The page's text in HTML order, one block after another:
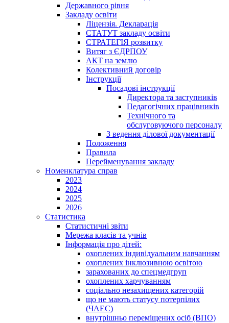
Державного рівня
Закладу освіти
Ліцензія. Декларація
СТАТУТ закладу освіти
СТРАТЕГІЯ розвитку
Витяг з ЄДРПОУ
АКТ на землю
Колективний договір
Інструкції
Посадові інструкції
Директора та заступників
Педагогічних працівників
Технічного та
обслуговуючого персоналу
З ведення ділової документації
Положення
Правила
Перейменування закладу
Номенклатура справ
2023
2024
2025
2026
Статистика
Статистичні звіти
Мережа класів та учнів
Інформація про дітей:
охоплених індивідуальним навчанням
охоплених інклюзивною освітою
зарахованих до спецмедгруп
охоплених харчуванням
соціально незахищених категорій
що не мають статусу потерпілих
(ЧАЕС)
внутрішньо переміщених осіб (ВПО)